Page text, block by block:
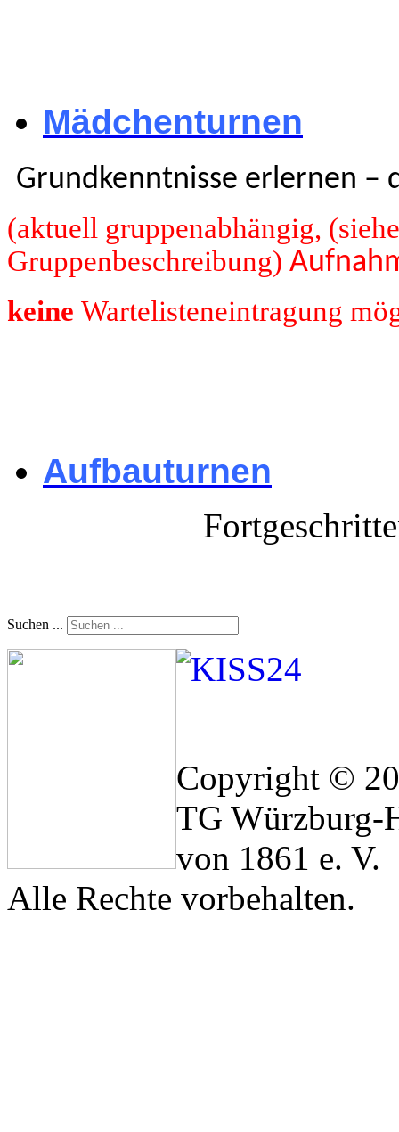
Mädchenturnen
Grundkenntnisse erlernen –
(aktuell gruppenabhängig, (siehe
Gruppenbeschreibung)
keine Wartelisteneintragung
Aufbauturnen
Fortgeschrittenes
Suchen ...
Copyright ©
TG Würzburg-
von 1861 e. V.
Alle Rechte vorbehalten.